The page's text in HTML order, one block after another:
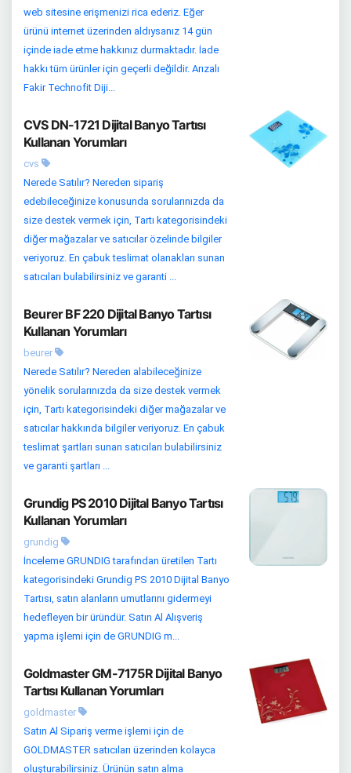
web sitesine erişmenizi rica ederiz. Eğer
ürünü internet üzerinden aldıysanız 14 gün
içinde iade etme hakkınız durmaktadır. İade
hakkı tüm ürünler için geçerli değildir. Arızalı
Fakir Technofit Diji...
CVS DN-1721 Dijital Banyo Tartısı
Kullanan Yorumları
cvs
Nerede Satılır? Nereden sipariş
edebileceğinize konusunda sorularınızda da
size destek vermek için, Tartı kategorisindeki
diğer mağazalar ve satıcılar özelinde bilgiler
veriyoruz. En çabuk teslimat olanakları sunan
satıcıları bulabilirsiniz ve garanti ...
Beurer BF 220 Dijital Banyo Tartısı
Kullanan Yorumları
beurer
Nerede Satılır? Nereden alabileceğinize
yönelik sorularınızda da size destek vermek
için, Tartı kategorisindeki diğer mağazalar ve
satıcılar hakkında bilgiler veriyoruz. En çabuk
teslimat şartları sunan satıcıları bulabilirsiniz
ve garanti şartları ...
Grundig PS 2010 Dijital Banyo Tartısı
Kullanan Yorumları
grundig
İnceleme GRUNDIG tarafından üretilen Tartı
kategorisindeki Grundig PS 2010 Dijital Banyo
Tartısı, satın alanların umutlarını gidermeyi
hedefleyen bir üründür. Satın Al Alışveriş
yapma işlemi için de GRUNDIG m...
Goldmaster GM-7175R Dijital Banyo
Tartısı Kullanan Yorumları
goldmaster
Satın Al Sipariş verme işlemi için de
GOLDMASTER satıcıları üzerinden kolayca
oluşturabilirsiniz. Ürünün satın alma